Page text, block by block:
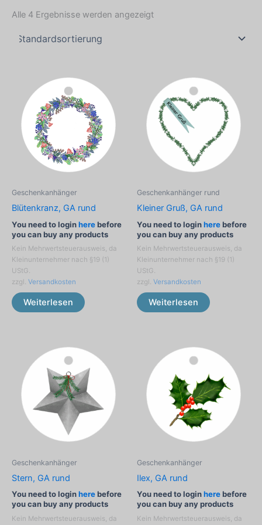
Alle 4 Ergebnisse werden angezeigt
Geschenkanhänger
Blütenkranz, GA rund
You need to loginherebefore
you can buy any products
Kein Mehrwertsteuerausweis, da
Kleinunternehmer nach §19 (1)
UStG.
zzgl. Versandkosten
Weiterlesen
Geschenkanhänger rund
Kleiner Gruß, GA rund
You need to loginherebefore
you can buy any products
Kein Mehrwertsteuerausweis, da
Kleinunternehmer nach §19 (1)
UStG.
zzgl. Versandkosten
Weiterlesen
Geschenkanhänger
Stern, GA rund
You need to loginherebefore
you can buy any products
Kein Mehrwertsteuerausweis, da
Geschenkanhänger
Ilex, GA rund
You need to loginherebefore
you can buy any products
Kein Mehrwertsteuerausweis, da